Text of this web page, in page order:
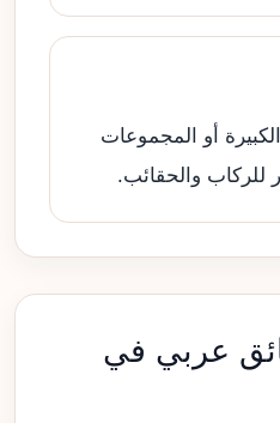
أو المجموعات
للركاب والحقائب.
عربي في